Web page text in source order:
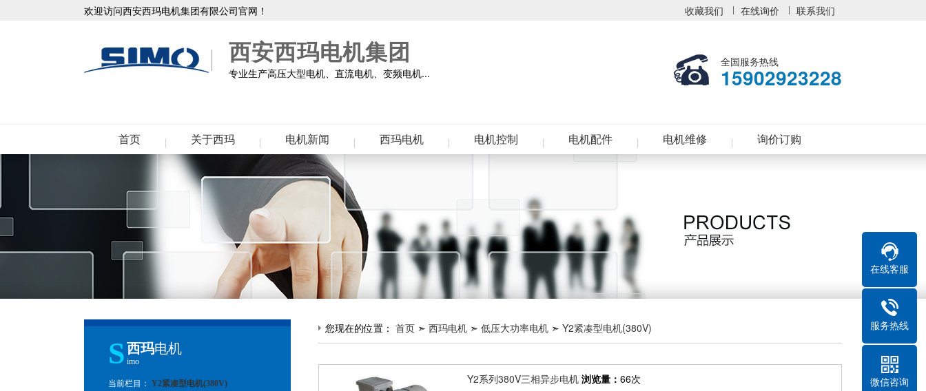
欢迎访问西安西玛电机集团有限公司官网！ 收藏我们 在线询价 联系我们
西安西玛电机集团
专业生产高压大型电机、直流电机、变频电机...
全国服务热线
15902923228
首页 关于西玛 电机新闻 西玛电机 电机控制 电机配件 电机维修 询价订购
S西玛电机
imo
当前栏目： Y2紧凑型电机(380V)
您现在的位置： 首页 ➣ 西玛电机 ➣ 低压大功率电机 ➣ Y2紧凑型电机(380V)
Y2系列380V三相异步电机 浏览量： 66次
在线客服
服务热线
微信咨询